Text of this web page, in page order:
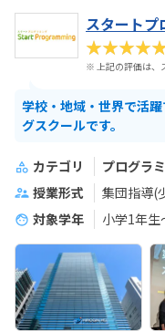
スタートプ
※ 上記の評価は、
学校・地域・世界で活
グスクールです。
カテゴリ
プログラ
授業形式
集団指導(
対象学年
小学1年